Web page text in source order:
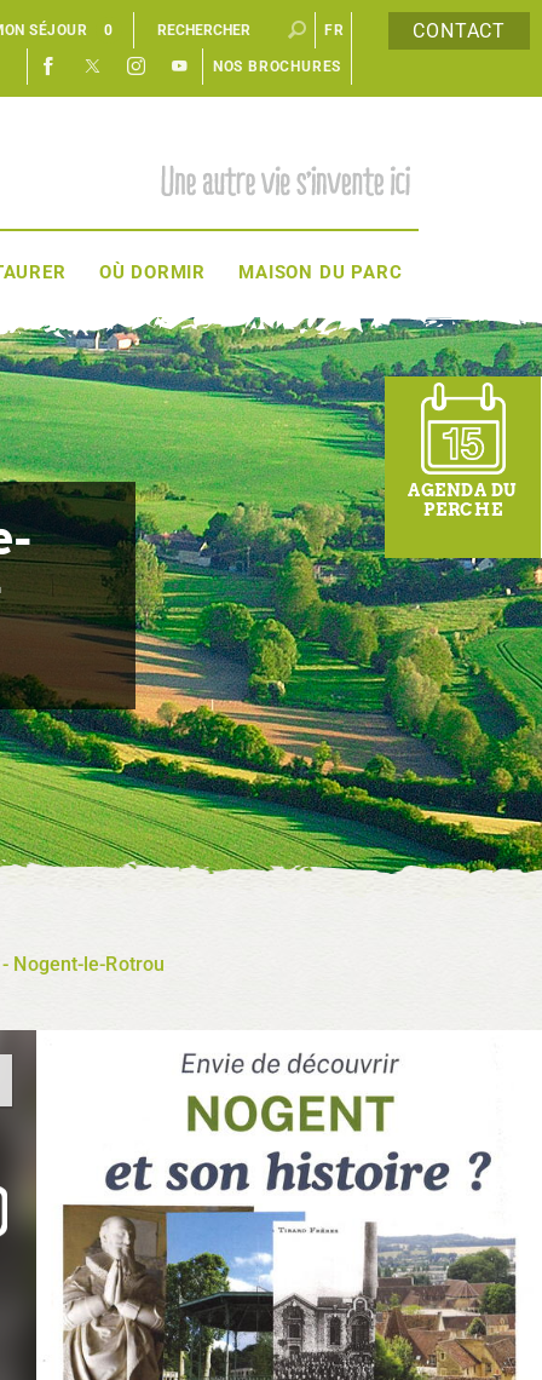
CONTACT
EN
FR
SÉJOUR 0
NOS BROCHURES
OÙ DORMIR MAISON DU PARC
Nogent-le-Rotrou
AGENDA DU
PERCHE